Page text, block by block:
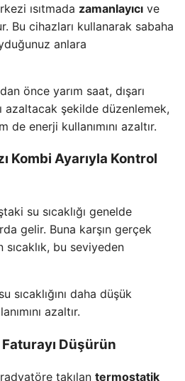
ısıtmada zamanlayıcı ve
Bu cihazları kullanarak sabaha
anlara
önce yarım saat, dışarı
azaltacak şekilde düzenlemek,
de enerji kullanımını azaltır.
Kombi Ayarıyla Kontrol
su sıcaklığı genelde
gelir. Buna karşın gerçek
sıcaklık, bu seviyeden
sıcaklığını daha düşük
azaltır.
Faturayı Düşürün
takılan termostatik